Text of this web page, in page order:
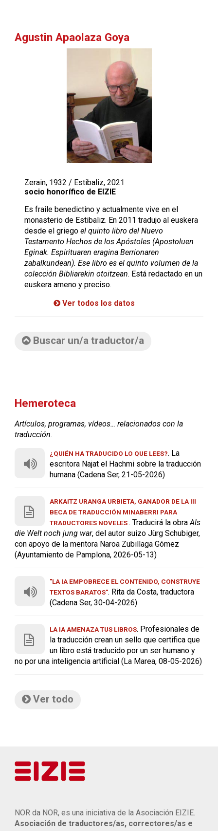
Agustin Apaolaza Goya
Zerain, 1932 / Estibaliz, 2021
socio honorífico de EIZIE
Es fraile benedictino y actualmente vive en el
monasterio de Estibaliz. En 2011 tradujo al euskera
desde el griego el quinto libro del Nuevo
Testamento Hechos de los Apóstoles (Apostoluen
Eginak. Espirituaren eragina Berrionaren
zabalkundean). Ese libro es el quinto volumen de la
colección Bibliarekin otoitzean. Está redactado en un
euskera ameno y preciso.
Ver todos los datos
Buscar un/a traductor/a
Hemeroteca
Artículos, programas, vídeos… relacionados con la
traducción.
¿QUIÉN HA TRADUCIDO LO QUE LEES?. La
escritora Najat el Hachmi sobre la traducción
humana (Cadena Ser, 21-05-2026)
ARKAITZ URANGA URBIETA, GANADOR DE LA III
BECA DE TRADUCCIÓN MINABERRI PARA
TRADUCTORES NOVELES. Traducirá la obraAls
die Welt noch jung war, del autor suizo Jürg Schubiger,
con apoyo de la mentora Naroa Zubillaga Gómez
(Ayuntamiento de Pamplona, 2026-05-13)
"LA IA EMPOBRECE EL CONTENIDO, CONSTRUYE
TEXTOS BARATOS". Rita da Costa, traductora
(Cadena Ser, 30-04-2026)
LA IA AMENAZA TUS LIBROS. Profesionales de
la traducción crean un sello que certifica que
un libro está traducido por un ser humano y
no por una inteligencia artificial (La Marea, 08-05-2026)
Ver todo
NOR da NOR, es una iniciativa de la Asociación EIZIE.
Asociación de traductores/as, correctores/as e